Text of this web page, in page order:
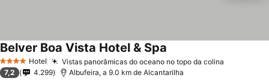
4 EstrelasHotel Vistas panorâmicas do oceano no topo da colina
Belver Boa Vista Hotel & Spa
7,2 4.299 Albufeira, a 9.0 km de Alcantarilha